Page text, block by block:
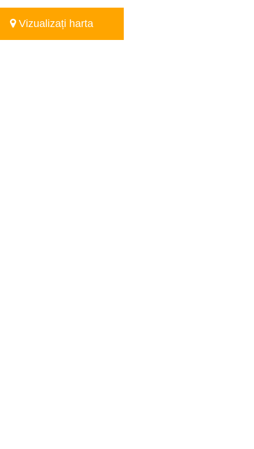
Vizualizați harta